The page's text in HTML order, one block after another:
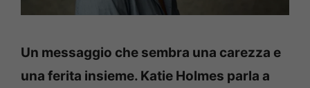
Un messaggio che sembra una carezza e
una ferita insieme. Katie Holmes parla a